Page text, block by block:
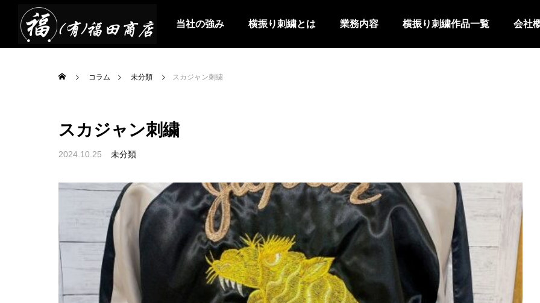
当社の強み 横振り刺繍とは 業務内容 横振り刺繍作品一覧 会社
コラム 未分類 スカジャン刺繍
スカジャン刺繍
2024.10.25 未分類